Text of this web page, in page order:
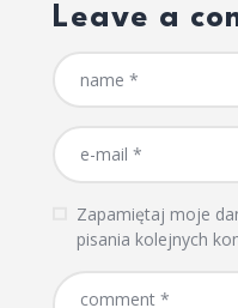
Leave a
Zapamiętaj moje
pisania kolejnych